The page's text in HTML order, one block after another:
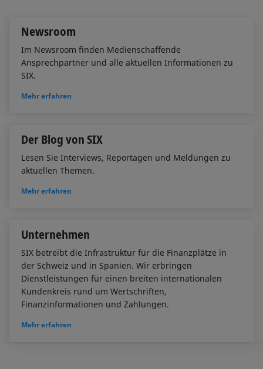
Newsroom
Im Newsroom finden Medienschaffende
Ansprechpartner und alle aktuellen Informationen zu
SIX.
Mehr erfahren
Der Blog von SIX
Lesen Sie Interviews, Reportagen und Meldungen zu
aktuellen Themen.
Mehr erfahren
Unternehmen
SIX betreibt die Infrastruktur für die Finanzplätze in
der Schweiz und in Spanien. Wir erbringen
Dienstleistungen für einen breiten internationalen
Kundenkreis rund um Wertschriften,
Finanzinformationen und Zahlungen.
Mehr erfahren